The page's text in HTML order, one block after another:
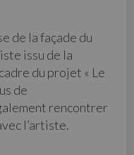
de la façade du
issu de la
du projet « Le
de
rencontrer
l’artiste.